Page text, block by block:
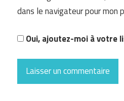
dans le navigateur pour mon
Oui, ajoutez-moi à votre